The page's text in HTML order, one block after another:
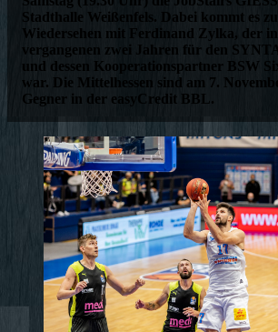
Stadthalle Weißenfels. Dabei kommt es
Wiedersehen mit Ferdinand Zylka, der
vergangenen zwei Jahren für den
und dessen Kooperationspartner BSW
war. Die Mittelhessen sind am 7.
Gegner in der easyCredit BBL.